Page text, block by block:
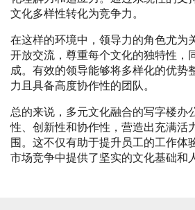
文化多样性转化为竞争力。
在这样的环境中，领导力的角色尤为
开放交流，尊重每个文化的独特性，
成。有效的领导能够将多样化的优势
力且具备高度协作性的团队。
总的来说，多元文化融合的写字楼办
性、创新性和协作性，营造出充满活
围。这不仅有助于提升员工的工作体
市场竞争中提供了坚实的文化基础和